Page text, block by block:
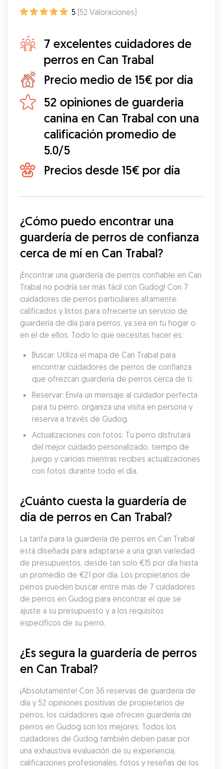
5 (52 Valoraciones)
7 excelentes cuidadores de
perros en Can Trabal
Precio medio de 15€ por día
52 opiniones de guarderia
canina en Can Trabal con una
calificación promedio de
5.0/5
Precios desde 15€ por día
¿Cómo puedo encontrar una
guardería de perros de confianza
cerca de mí en Can Trabal?
¡Encontrar una guardería de perros confiable en Can
Trabal no podría ser más fácil con Gudog! Con 7
cuidadores de perros particulares altamente
calificados y listos para ofrecerte un servicio de
guardería de día para perros, ya sea en tu hogar o
en el de ellos. Todo lo que necesitas hacer es:
Buscar: Utiliza el mapa de Can Trabal para
encontrar cuidadores de perros de confianza
que ofrezcan guardería de perros cerca de ti.
Reservar: Envía un mensaje al cuidador perfecta
para tu perro, organiza una visita en persona y
reserva a través de Gudog.
Actualizaciones con fotos: Tu perro disfrutará
del mejor cuidado personalizado, tiempo de
juego y caricias mientras recibes actualizaciones
con fotos durante todo el día.
¿Cuánto cuesta la guardería de
día de perros en Can Trabal?
La tarifa para la guardería de perros en Can Trabal
está diseñada para adaptarse a una gran variedad
de presupuestos, desde tan solo €15 por día hasta
un promedio de €21 por día. Los propietarios de
perros pueden buscar entre más de 7 cuidadores
de perros en Gudog para encontrar el que se
ajuste a su presupuesto y a los requisitos
específicos de su perro.
¿Es segura la guardería de perros
en Can Trabal?
¡Absolutamente! Con 36 reservas de guardería de
día y 52 opiniones positivas de propietarios de
perros, los cuidadores que ofrecen guardería de
perros en Gudog son los mejores. Todos los
cuidadores de Gudog también deben pasar por
una exhaustiva evaluación de su experiencia,
calificaciones profesionales, fotos y reseñas de los